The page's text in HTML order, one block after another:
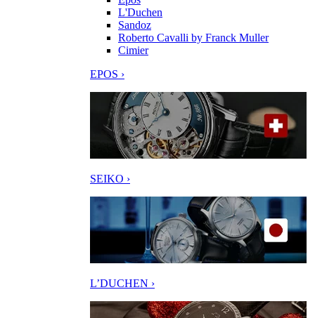
L'Duchen
Sandoz
Roberto Cavalli by Franck Muller
Cimier
EPOS ›
SEIKO ›
L’DUCHEN ›